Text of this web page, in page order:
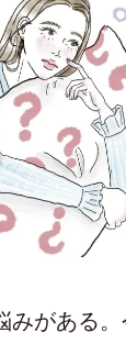
みがある